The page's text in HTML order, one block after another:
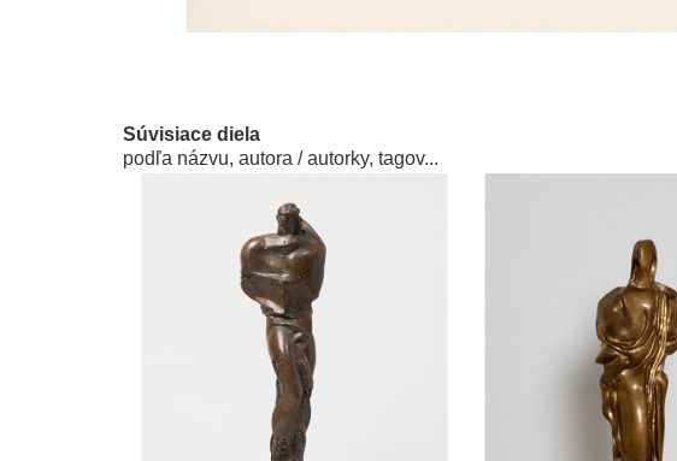
Súvisiace diela
podľa názvu, autora / autorky, tagov...